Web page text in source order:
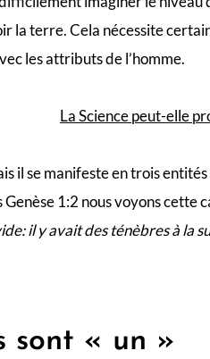
la terre. Cela nécessite
les attributs de l’homme.
La Science peut-elle
il se manifeste en trois
Genèse 1:2 nous voyons
il y avait des ténèbres à la
sont « un »